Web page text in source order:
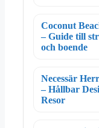
Coconut
– Guide till
och boende
Necessär
– Hållbar
Resor